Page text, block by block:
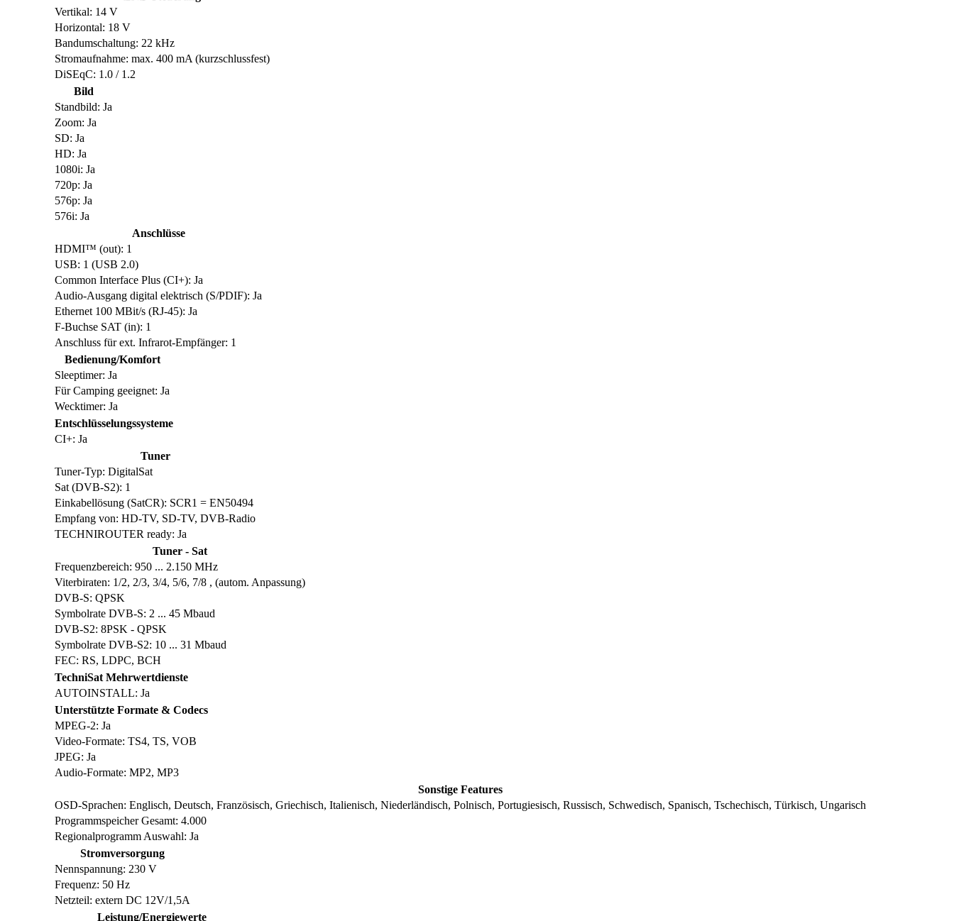
Vertikal: 14 V
Horizontal: 18 V
Bandumschaltung: 22 kHz
Stromaufnahme: max. 400 mA (kurzschlussfest)
DiSEqC: 1.0 / 1.2
Bild
Standbild: Ja
Zoom: Ja
SD: Ja
HD: Ja
1080i: Ja
720p: Ja
576p: Ja
576i: Ja
Anschlüsse
HDMI™ (out): 1
USB: 1 (USB 2.0)
Common Interface Plus (CI+): Ja
Audio-Ausgang digital elektrisch (S/PDIF): Ja
Ethernet 100 MBit/s (RJ-45): Ja
F-Buchse SAT (in): 1
Anschluss für ext. Infrarot-Empfänger: 1
Bedienung/Komfort
Sleeptimer: Ja
Für Camping geeignet: Ja
Wecktimer: Ja
Entschlüsselungssysteme
CI+: Ja
Tuner
Tuner-Typ: DigitalSat
Sat (DVB-S2): 1
Einkabellösung (SatCR): SCR1 = EN50494
Empfang von: HD-TV, SD-TV, DVB-Radio
TECHNIROUTER ready: Ja
Tuner - Sat
Frequenzbereich: 950 ... 2.150 MHz
Viterbiraten: 1/2, 2/3, 3/4, 5/6, 7/8 , (autom. Anpassung)
DVB-S: QPSK
Symbolrate DVB-S: 2 ... 45 Mbaud
DVB-S2: 8PSK - QPSK
Symbolrate DVB-S2: 10 ... 31 Mbaud
FEC: RS, LDPC, BCH
TechniSat Mehrwertdienste
AUTOINSTALL: Ja
Unterstützte Formate & Codecs
MPEG-2: Ja
Video-Formate: TS4, TS, VOB
JPEG: Ja
Audio-Formate: MP2, MP3
Sonstige Features
OSD-Sprachen: Englisch, Deutsch, Französisch, Griechisch, Italienisch, Niederländisch, Polnisch, Portugiesisch, Russisch, Schwedisch, Spanisch, Tschechisch, Türkisch, Ungarisch
Programmspeicher Gesamt: 4.000
Regionalprogramm Auswahl: Ja
Stromversorgung
Nennspannung: 230 V
Frequenz: 50 Hz
Netzteil: extern DC 12V/1,5A
Leistung/Energiewerte